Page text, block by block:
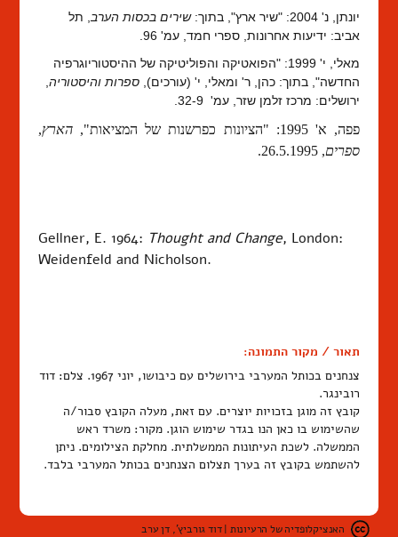
יונתן, נ' 2004: "שיר ארץ", בתוך: שירים בכסות הערב, תל
אביב: ידיעות אחרונות, ספרי חמד, עמ' 96.
מאלי, י' 1999: "הפואטיקה והפוליטיקה של ההיסטוריוגרפיה
החדשה", בתוך: כהן, ר' ומאלי, י' (עורכים), ספרות והיסטוריה,
ירושלים: מרכז זלמן שזר, עמ' 32-9.
פפה, א' 1995: "הציונות כפרשנות של המציאות", הארץ,
ספרים, 26.5.1995.
Gellner, E. 1964: Thought and Change, London:
Weidenfeld and Nicholson.
תאור / מקור התמונה:
צנחנים בכותל המערבי בירושלים עם כיבושו, יוני 1967. צלם: דוד
רובינגר.
קובץ זה מוגן בזכויות יוצרים. עם זאת, מעלה הקובץ סבור/ה
שהשימוש בו כאן הנו בגדר שימוש הוגן. מקור: משרד ראש
הממשלה. לשכת העיתונות הממשלתית. מחלקת הצילומים. ניתן
להשתמש בקובץ זה בערך תצלום הצנחנים בכותל המערבי בלבד.
האנציקלופדיה של הרעיונות | דוד גורביץ', דן ערב